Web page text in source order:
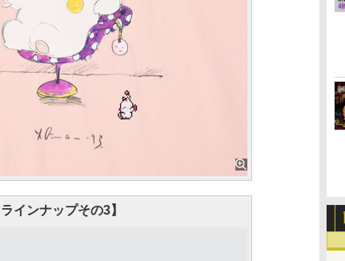
インナップその3】